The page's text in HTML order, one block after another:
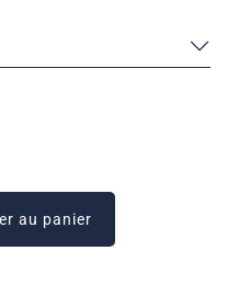
au panier